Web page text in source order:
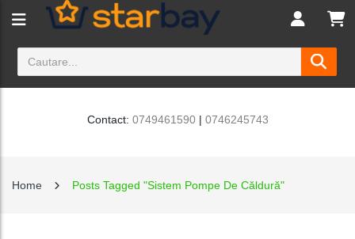
Contact: 0749461590| 0746245743
Home Posts Tagged "Sistem Pompe De Căldură"